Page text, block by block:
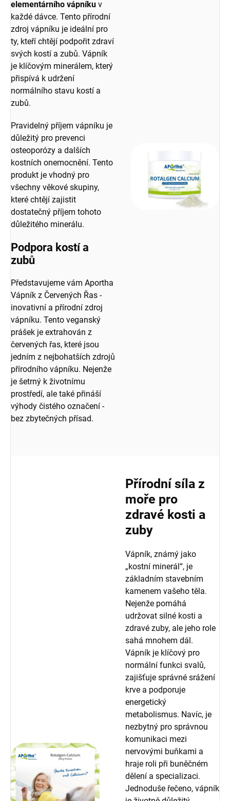
elementárního vápníku v
každé dávce. Tento přírodní
zdroj vápníku je ideální pro
ty, kteří chtějí podpořit zdraví
svých kostí a zubů. Vápník
je klíčovým minerálem, který
přispívá k udržení
normálního stavu kostí a
zubů.
Pravidelný příjem vápníku je
důležitý pro prevenci
osteoporózy a dalších
kostních onemocnění. Tento
produkt je vhodný pro
všechny věkové skupiny,
které chtějí zajistit
dostatečný příjem tohoto
důležitého minerálu.
Podpora kostí a
zubů
Představujeme vám Aportha
Vápník z Červených Řas -
inovativní a přírodní zdroj
vápníku. Tento veganský
prášek je extrahován z
červených řas, které jsou
jedním z nejbohatších zdrojů
přírodního vápníku. Nejenže
je šetrný k životnímu
prostředí, ale také přináší
výhody čistého označení -
bez zbytečných přísad.
Přírodní síla z
moře pro
zdravé kosti a
zuby
Vápník, známý jako
„kostní minerál“, je
základním stavebním
kamenem vašeho těla.
Nejenže pomáhá
udržovat silné kosti a
zdravé zuby, ale jeho role
sahá mnohem dál.
Vápník je klíčový pro
normální funkci svalů,
zajišťuje správné srážení
krve a podporuje
energetický
metabolismus. Navíc, je
nezbytný pro správnou
komunikaci mezi
nervovými buňkami a
hraje roli při buněčném
dělení a specializaci.
Jednoduše řečeno, vápník